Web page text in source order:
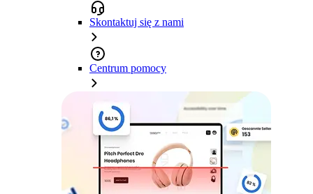
Skontaktuj się z nami
Centrum pomocy